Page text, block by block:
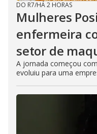
DO R7/HÁ 2 HORAS
Mulheres
enfermeira
setor de
A jornada começou
evoluiu para uma